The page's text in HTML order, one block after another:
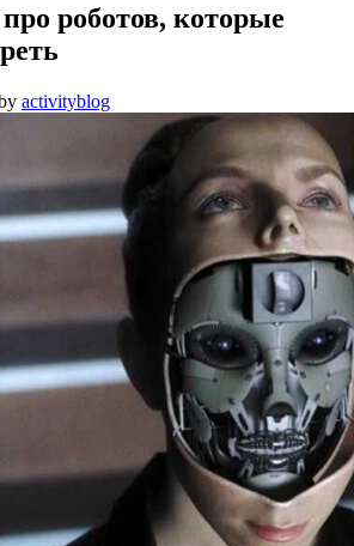
роботов, которые
activityblog